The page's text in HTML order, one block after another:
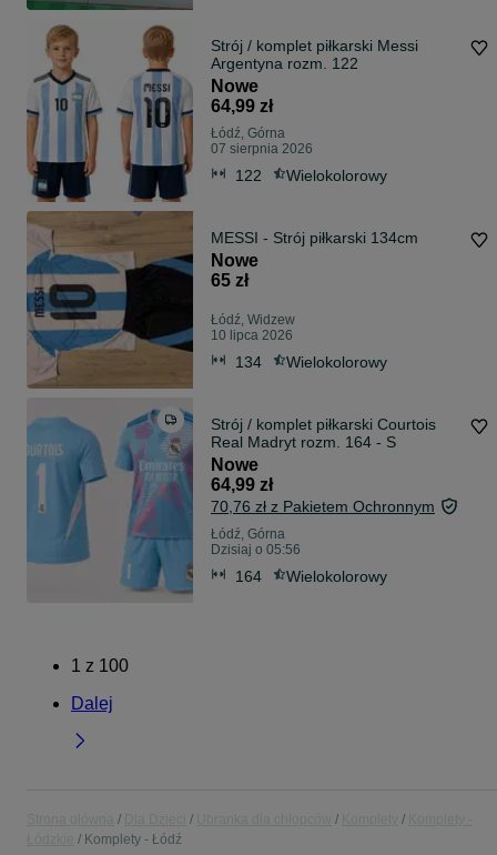
Strój / komplet piłkarski Messi
Argentyna rozm. 122
Nowe
64,99 zł
Łódź, Górna
07 sierpnia 2026
122 Wielokolorowy
MESSI - Strój piłkarski 134cm
Nowe
65 zł
Łódź, Widzew
10 lipca 2026
134 Wielokolorowy
Strój / komplet piłkarski Courtois
Real Madryt rozm. 164 - S
Nowe
64,99 zł
70,76 zł z Pakietem Ochronnym
Łódź, Górna
Dzisiaj o 05:56
164 Wielokolorowy
1 z 100
Dalej
Komplety - Łódź